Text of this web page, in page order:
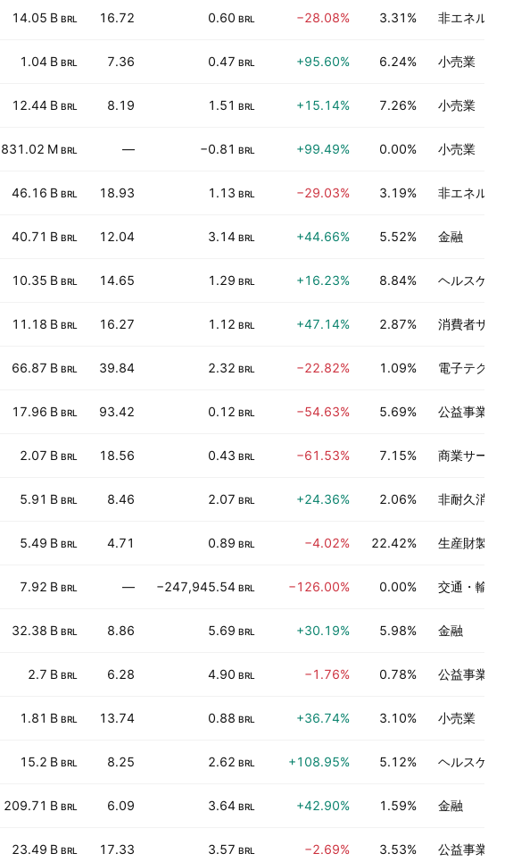
14.05 B BRL 16.72 0.60 BRL −28.08% 3.31% 非エネルギ
1.04 B BRL 7.36 0.47 BRL +95.60% 6.24% 小売業
12.44 B BRL 8.19 1.51 BRL +15.14% 7.26% 小売業
831.02 M BRL — −0.81 BRL +99.49% 0.00% 小売業
46.16 B BRL 18.93 1.13 BRL −29.03% 3.19% 非エネルギ
40.71 B BRL 12.04 3.14 BRL +44.66% 5.52% 金融
10.35 B BRL 14.65 1.29 BRL +16.23% 8.84% ヘルスケア
11.18 B BRL 16.27 1.12 BRL +47.14% 2.87% 消費者サー
66.87 B BRL 39.84 2.32 BRL −22.82% 1.09% 電子テクノ
17.96 B BRL 93.42 0.12 BRL −54.63% 5.69% 公益事業
2.07 B BRL 18.56 0.43 BRL −61.53% 7.15% 商業サービス
5.91 B BRL 8.46 2.07 BRL +24.36% 2.06% 非耐久消費財
5.49 B BRL 4.71 0.89 BRL −4.02% 22.42% 生産財製造
7.92 B BRL — −247,945.54 BRL −126.00% 0.00% 交通・輸送
32.38 B BRL 8.86 5.69 BRL +30.19% 5.98% 金融
2.7 B BRL 6.28 4.90 BRL −1.76% 0.78% 公益事業
1.81 B BRL 13.74 0.88 BRL +36.74% 3.10% 小売業
15.2 B BRL 8.25 2.62 BRL +108.95% 5.12% ヘルスケア
209.71 B BRL 6.09 3.64 BRL +42.90% 1.59% 金融
23.49 B BRL 17.33 3.57 BRL −2.69% 3.53% 公益事業